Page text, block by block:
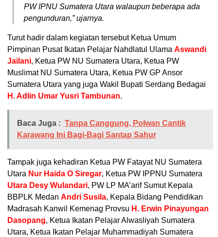
PW IPNU Sumatera Utara walaupun beberapa ada
pengunduran,” ujarnya.
Turut hadir dalam kegiatan tersebut Ketua Umum
Pimpinan Pusat Ikatan Pelajar Nahdlatul Ulama Aswandi
Jailani, Ketua PW NU Sumatera Utara, Ketua PW
Muslimat NU Sumatera Utara, Ketua PW GP Ansor
Sumatera Utara yang juga Wakil Bupati Serdang Bedagai
H. Adlin Umar Yusri Tambunan.
Baca Juga : Tanpa Canggung, Polwan Cantik
Karawang Ini Bagi-Bagi Santap Sahur
Tampak juga kehadiran Ketua PW Fatayat NU Sumatera
Utara Nur Haida O Siregar, Ketua PW IPPNU Sumatera
Utara Desy Wulandari, PW LP MA’arif Sumut Kepala
BBPLK Medan Andri Susila, Kepala Bidang Pendidikan
Madrasah Kanwil Kemenag Provsu H. Erwin Pinayungan
Dasopang, Ketua Ikatan Pelajar Alwasliyah Sumatera
Utara, Ketua Ikatan Pelajar Muhammadiyah Sumatera